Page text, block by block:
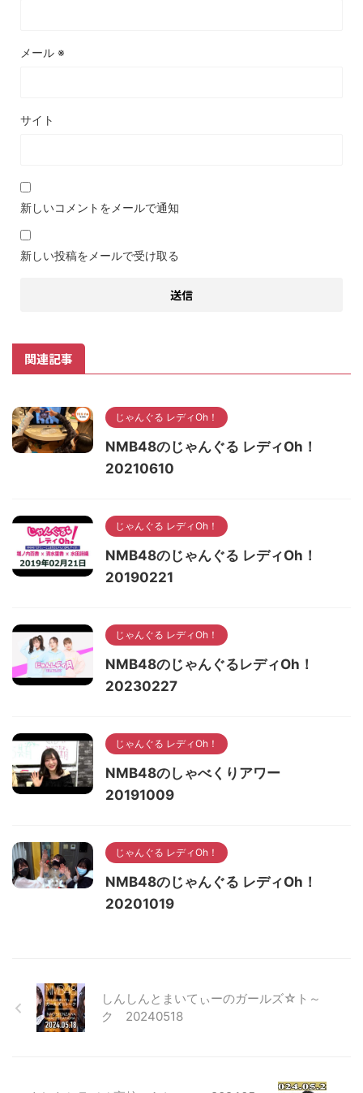
メール ※
サイト
新しいコメントをメールで通知
新しい投稿をメールで受け取る
関連記事
じゃんぐる レディOh！
NMB48のじゃんぐる レディOh！
20210610
じゃんぐる レディOh！
NMB48のじゃんぐる レディOh！
20190221
じゃんぐる レディOh！
NMB48のじゃんぐるレディOh！
20230227
じゃんぐる レディOh！
NMB48のしゃべくりアワー
20191009
じゃんぐる レディOh！
NMB48のじゃんぐる レディOh！
20201019
しんしんとまいてぃーのガールズ☆ト～
ク 20240518